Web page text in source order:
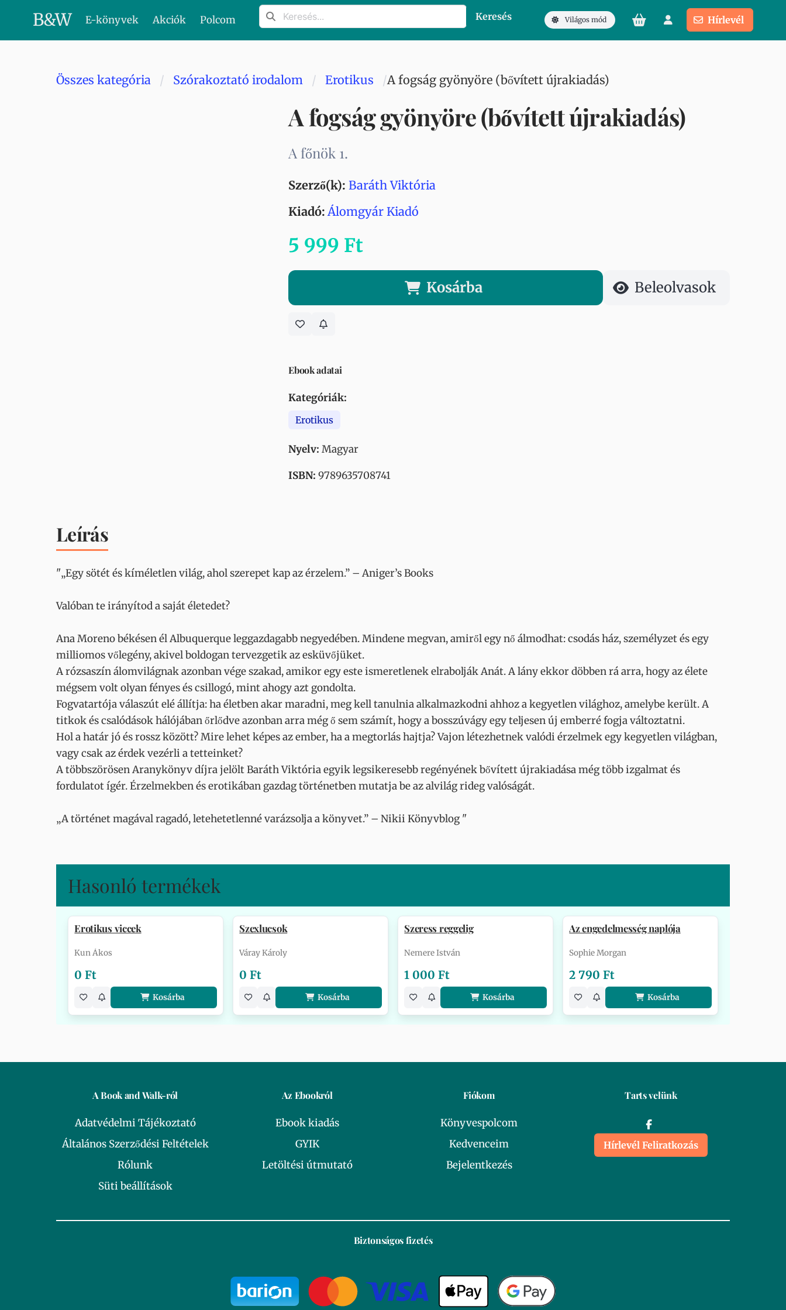
B&W E-könyvek Akciók Polcom Keresés Világos mód Hírlevél
Összes kategória Szórakoztató irodalom Erotikus A fogság gyönyöre (bővített újrakiadás)
A fogság gyönyöre (bővített újrakiadás)
A főnök 1.
Szerző(k): Baráth Viktória
Kiadó: Álomgyár Kiadó
5 999 Ft
Kosárba Beleolvasok
Ebook adatai
Kategóriák:
Erotikus
Nyelv: Magyar
ISBN: 9789635708741
Leírás
"„Egy sötét és kíméletlen világ, ahol szerepet kap az érzelem.” – Aniger’s Books
Valóban te irányítod a saját életedet?
Ana Moreno békésen él Albuquerque leggazdagabb negyedében. Mindene megvan, amiről egy nő álmodhat: csodás ház, személyzet és egy
milliomos vőlegény, akivel boldogan tervezgetik az esküvőjüket.
A rózsaszín álomvilágnak azonban vége szakad, amikor egy este ismeretlenek elrabolják Anát. A lány ekkor döbben rá arra, hogy az élete
mégsem volt olyan fényes és csillogó, mint ahogy azt gondolta.
Fogvatartója válaszút elé állítja: ha életben akar maradni, meg kell tanulnia alkalmazkodni ahhoz a kegyetlen világhoz, amelybe került. A
titkok és csalódások hálójában őrlődve azonban arra még ő sem számít, hogy a bosszúvágy egy teljesen új emberré fogja változtatni.
Hol a határ jó és rossz között? Mire lehet képes az ember, ha a megtorlás hajtja? Vajon létezhetnek valódi érzelmek egy kegyetlen világban,
vagy csak az érdek vezérli a tetteinket?
A többszörösen Aranykönyv díjra jelölt Baráth Viktória egyik legsikeresebb regényének bővített újrakiadása még több izgalmat és
fordulatot ígér. Érzelmekben és erotikában gazdag történetben mutatja be az alvilág rideg valóságát.
„A történet magával ragadó, letehetetlenné varázsolja a könyvet.” – Nikii Könyvblog "
Hasonló termékek
Erotikus viccek
Kun Ákos
0 Ft
Kosárba
Szexlucsok
Váray Károly
0 Ft
Kosárba
Szeress reggelig
Nemere István
1 000 Ft
Kosárba
Az engedelmesség naplója
Sophie Morgan
2 790 Ft
Kosárba
A Book and Walk-ról
Adatvédelmi Tájékoztató
Általános Szerződési Feltételek
Rólunk
Süti beállítások
Az Ebookról
Ebook kiadás
GYIK
Letöltési útmutató
Fiókom
Könyvespolcom
Kedvenceim
Bejelentkezés
Tarts velünk
Hírlevél Feliratkozás
Biztonságos fizetés